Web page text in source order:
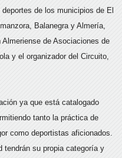
de los municipios de El
Balanegra y Almería,
de Asociaciones de
y el organizador del Circuito,
ya que está catalogado
tanto la práctica de
como deportistas aficionados.
tendrán su propia categoría y